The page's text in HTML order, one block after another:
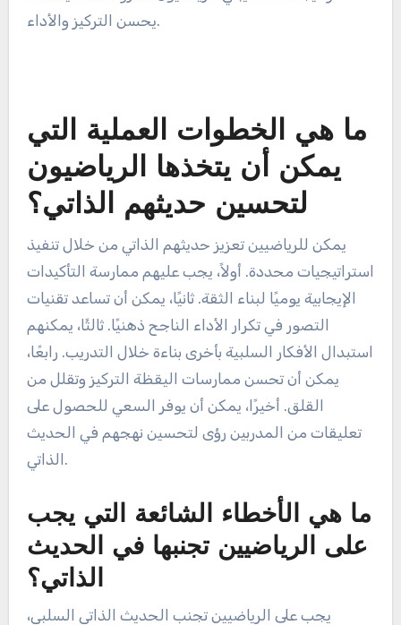
السلبية من خلال ممارسة الوعي الذاتي وإعادة الهيكلة
يمكن أن تعزز تقنيات مثل التصور واليقظة هذه العملية.
ونتيجة لذلك، يبني الرياضيون المرونة العقلية، مما
يحسن التركيز والأداء.
ما هي الخطوات العملية التي
يمكن أن يتخذها الرياضيون
لتحسين حديثهم الذاتي؟
يمكن للرياضيين تعزيز حديثهم الذاتي من خلال تنفيذ
استراتيجيات محددة. أولاً، يجب عليهم ممارسة التأكيدات
الإيجابية يوميًا لبناء الثقة. ثانيًا، يمكن أن تساعد تقنيات
استبدال الأفكار السلبية بأخرى بناءة خلال التدريب. رابعًا،
يمكن أن تحسن ممارسات اليقظة التركيز وتقلل من
القلق. أخيرًا، يمكن أن يوفر السعي للحصول على
تعليقات من المدربين رؤى لتحسين نهجهم في الحديث
الذاتي.